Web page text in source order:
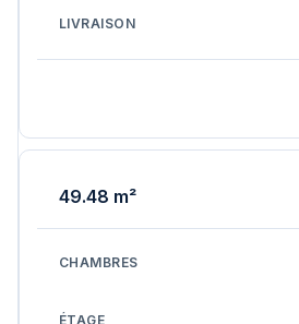
49.48 m²